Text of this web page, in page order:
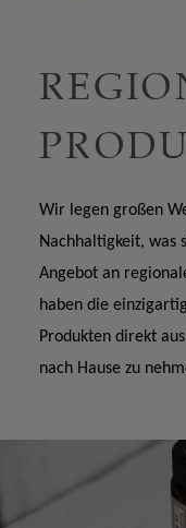
Wir legen großen
Nachhaltigkeit, was
Angebot an
haben die
Produkten direkt
nach Hause zu